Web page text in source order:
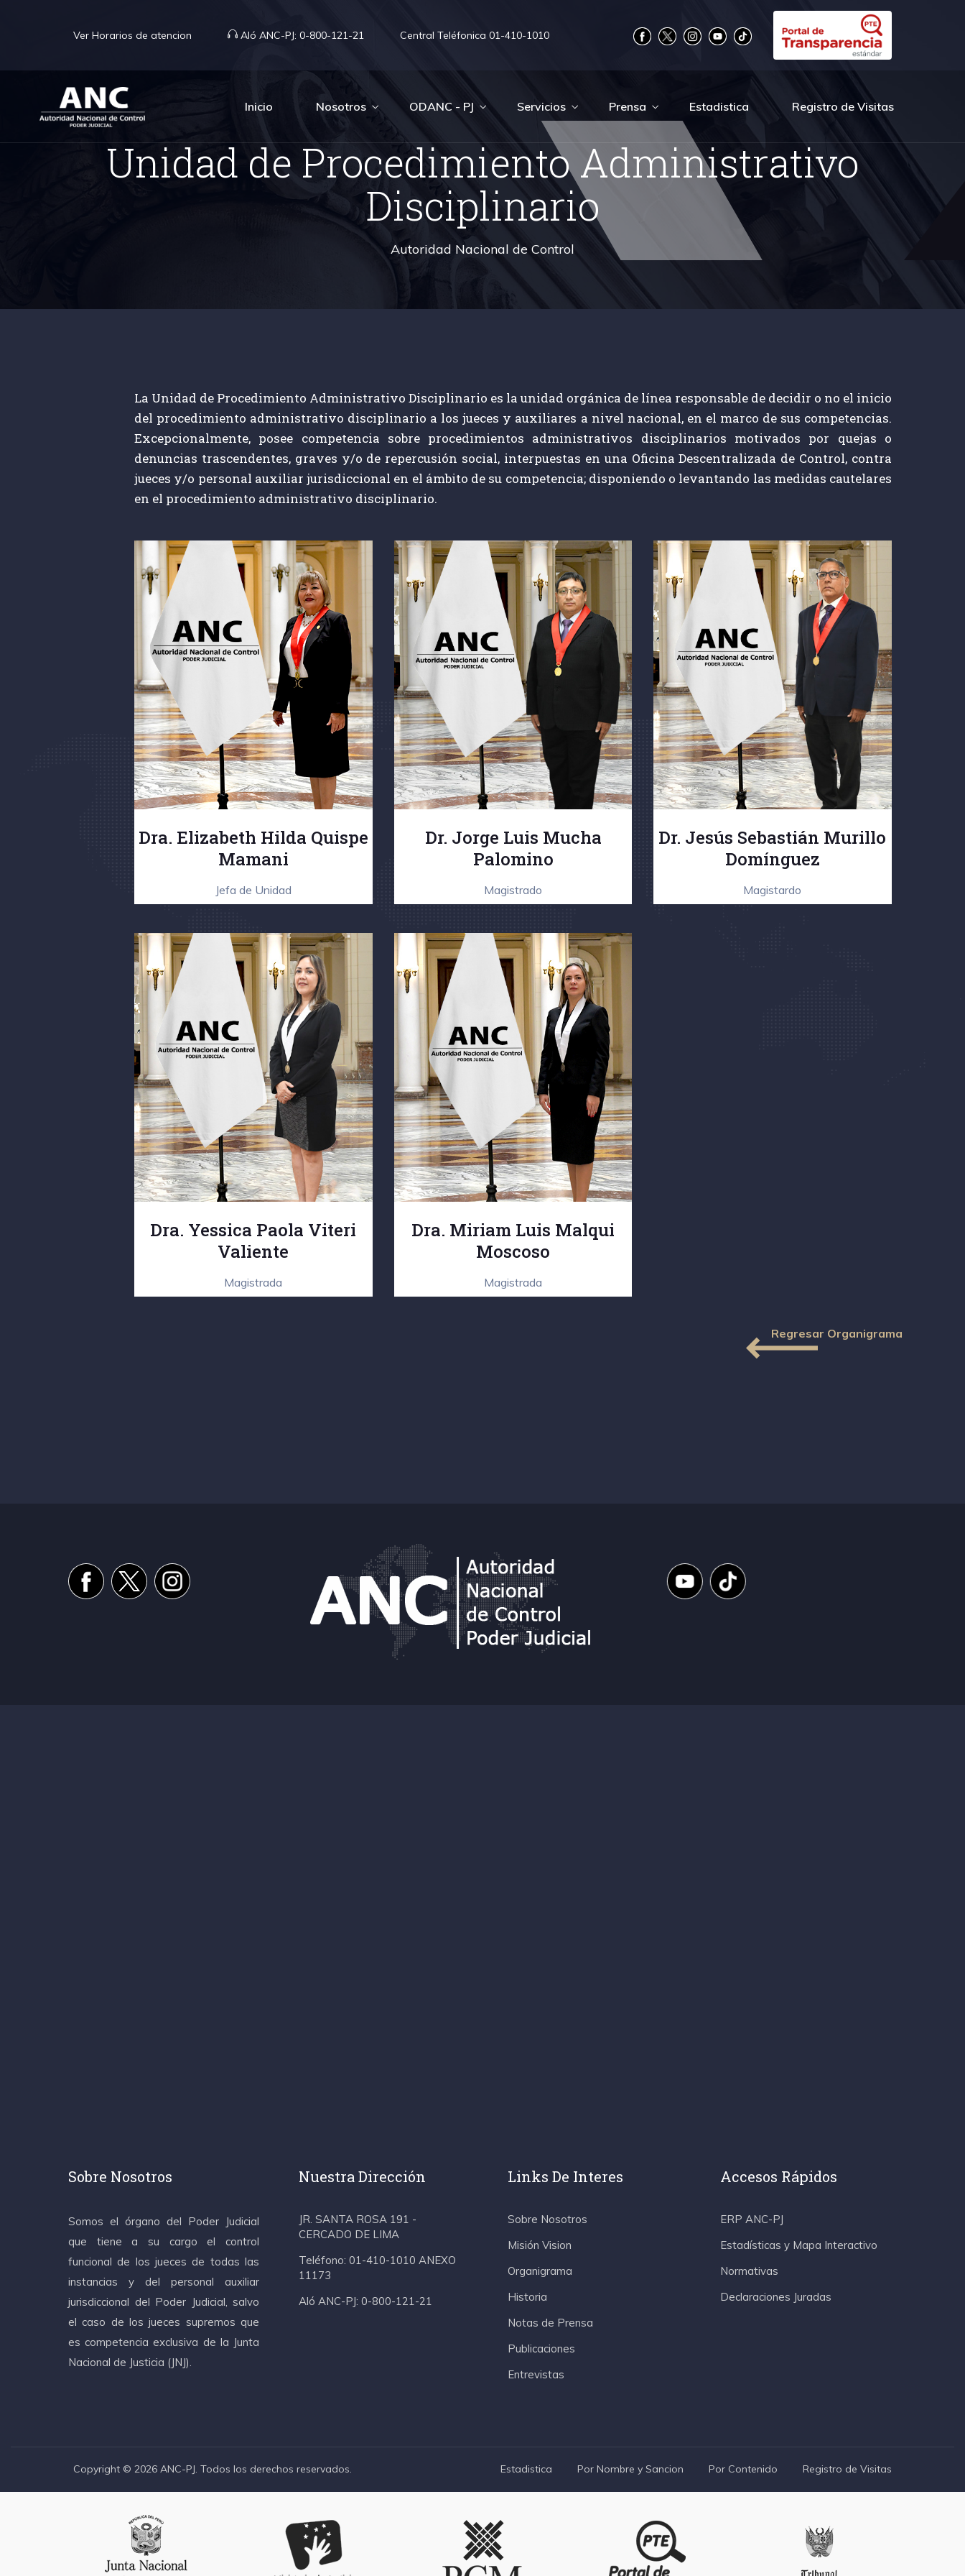
Ver Horarios de atencion Aló ANC-PJ: 0-800-121-21 Central Teléfonica 01-410-1010
Inicio Nosotros ODANC - PJ Servicios Prensa Estadistica Registro de Visitas
Unidad de Procedimiento Administrativo
Disciplinario
Autoridad Nacional de Control
La Unidad de Procedimiento Administrativo Disciplinario es la unidad orgánica de línea responsable de decidir o no el inicio
del procedimiento administrativo disciplinario a los jueces y auxiliares a nivel nacional, en el marco de sus competencias.
Excepcionalmente, posee competencia sobre procedimientos administrativos disciplinarios motivados por quejas o
denuncias trascendentes, graves y/o de repercusión social, interpuestas en una Oficina Descentralizada de Control, contra
jueces y/o personal auxiliar jurisdiccional en el ámbito de su competencia; disponiendo o levantando las medidas cautelares
en el procedimiento administrativo disciplinario.
Dra. Elizabeth Hilda Quispe
Mamani
Jefa de Unidad
Dr. Jorge Luis Mucha
Palomino
Magistrado
Dr. Jesús Sebastián Murillo
Domínguez
Magistardo
Dra. Yessica Paola Viteri
Valiente
Magistrada
Dra. Miriam Luis Malqui
Moscoso
Magistrada
Regresar Organigrama
Sobre Nosotros
Somos el órgano del Poder Judicial
que tiene a su cargo el control
funcional de los jueces de todas las
instancias y del personal auxiliar
jurisdiccional del Poder Judicial, salvo
el caso de los jueces supremos que
es competencia exclusiva de la Junta
Nacional de Justicia (JNJ).
Nuestra Dirección
JR. SANTA ROSA 191 -
CERCADO DE LIMA
Teléfono: 01-410-1010 ANEXO
11173
Aló ANC-PJ: 0-800-121-21
Links De Interes
Sobre Nosotros
Misión Vision
Organigrama
Historia
Notas de Prensa
Publicaciones
Entrevistas
Accesos Rápidos
ERP ANC-PJ
Estadísticas y Mapa Interactivo
Normativas
Declaraciones Juradas
Copyright © 2026 ANC-PJ. Todos los derechos reservados. Estadistica Por Nombre y Sancion Por Contenido Registro de Visitas